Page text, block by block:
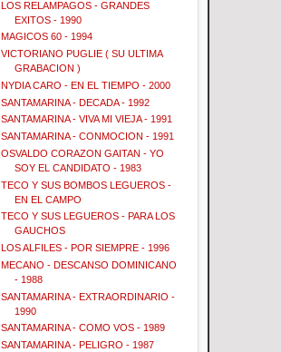
LOS RELAMPAGOS - GRANDES
EXITOS - 1990
MAGICOS 60 - 1994
VICTORIANO PUGLIE ( SU ULTIMA
GRABACION )
NYDIA CARO - EN EL TIEMPO - 2000
SANTAMARINA - DECADA - 1992
SANTAMARINA - VIVA MI VIEJA - 1991
SANTAMARINA - CONMOCION - 1991
OSVALDO CORAZON GAITAN - YO
SOY EL CANDIDATO - 1983
TECO Y SUS BOMBOS LEGUEROS -
EN EL CAMPO
TECO Y SUS LEGUEROS - PARA LOS
GAUCHOS
LOS ALFILES - POR SIEMPRE - 1996
MECANO - DESCANSO DOMINICANO
- 1988
SANTAMARINA - EXTRAORDINARIO -
1990
SANTAMARINA - COMO VOS - 1989
SANTAMARINA - PELIGRO - 1987